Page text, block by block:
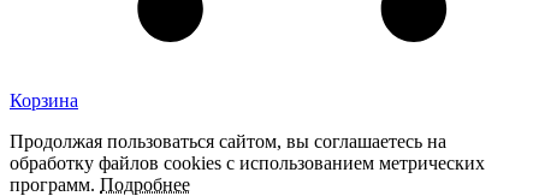
Корзина
Продолжая пользоваться сайтом, вы соглашаетесь на
обработку файлов cookies с использованием метрических
программ. Подробнее